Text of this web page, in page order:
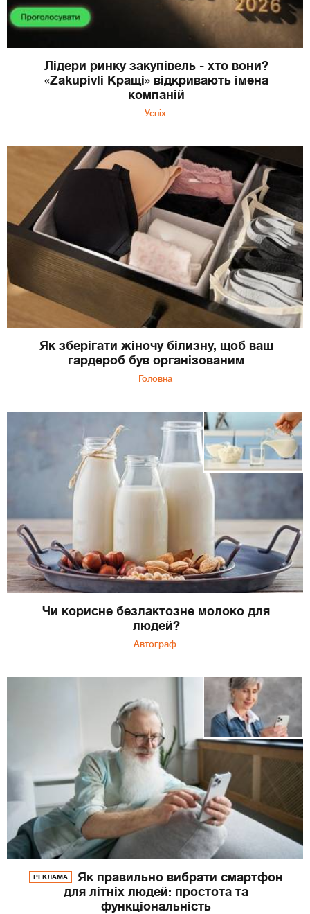
Лідери ринку закупівель - хто вони?
«Zakupivli Кращі» відкривають імена
компаній
Успіх
Як зберігати жіночу білизну, щоб ваш
гардероб був організованим
Головна
Чи корисне безлактозне молоко для
людей?
Автограф
РЕКЛАМА
Як правильно вибрати смартфон
для літніх людей: простота та
функціональність